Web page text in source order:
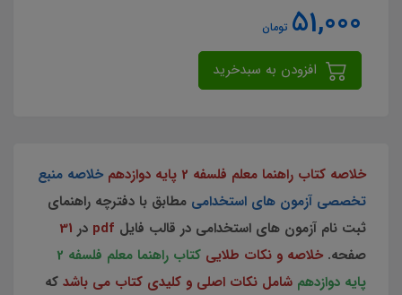
51,000 تومان
خلاصه کتاب راهنما معلم فلسفه 2 پایه دوازدهم
خلاصه منبع
تخصصی آزمون های استخدامی مطابق با دفترچه راهنمای
ثبت نام آزمون های استخدامی در قالب فایل pdf در 31
صفحه. خلاصه و نکات طلایی
کتاب راهنما معلم فلسفه 2
پایه دوازدهم شامل نکات اصلی و کلیدی کتاب می باشد که